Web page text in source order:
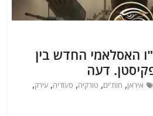
האסלאמי החדש בין
דעה
איראן, חות'ים, טורקיה, סעודיה,עירק,